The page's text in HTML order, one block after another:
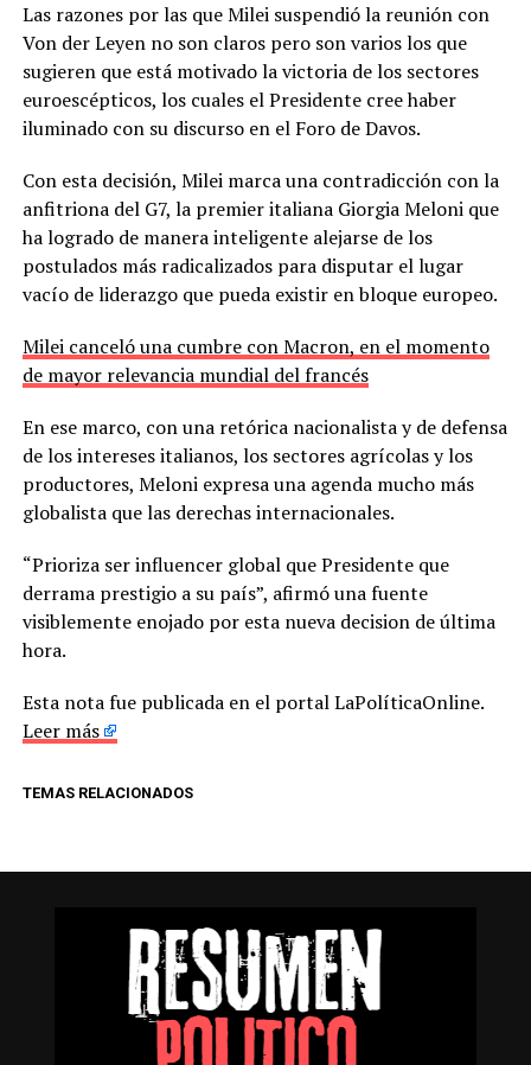
Las razones por las que Milei suspendió la reunión con
Von der Leyen no son claros pero son varios los que
sugieren que está motivado la victoria de los sectores
euroescépticos, los cuales el Presidente cree haber
iluminado con su discurso en el Foro de Davos.
Con esta decisión, Milei marca una contradicción con la
anfitriona del G7, la premier italiana Giorgia Meloni que
ha logrado de manera inteligente alejarse de los
postulados más radicalizados para disputar el lugar
vacío de liderazgo que pueda existir en bloque europeo.
Milei canceló una cumbre con Macron, en el momento
de mayor relevancia mundial del francés
En ese marco, con una retórica nacionalista y de defensa
de los intereses italianos, los sectores agrícolas y los
productores, Meloni expresa una agenda mucho más
globalista que las derechas internacionales.
“Prioriza ser influencer global que Presidente que
derrama prestigio a su país”, afirmó una fuente
visiblemente enojado por esta nueva decision de última
hora.
Esta nota fue publicada en el portal LaPolíticaOnline.
Leer más
TEMAS RELACIONADOS